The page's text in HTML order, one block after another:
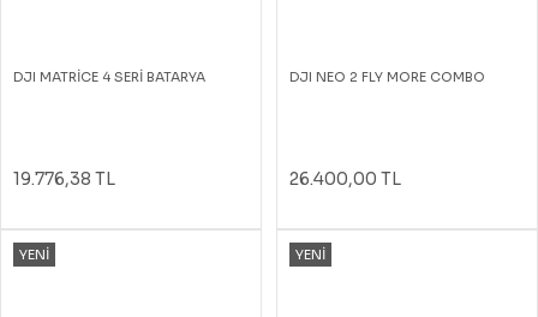
DJI MATRİCE 4 SERİ BATARYA
19.776,38 TL
DJI NEO 2 FLY MORE COMBO
26.400,00 TL
YENİ YENİ